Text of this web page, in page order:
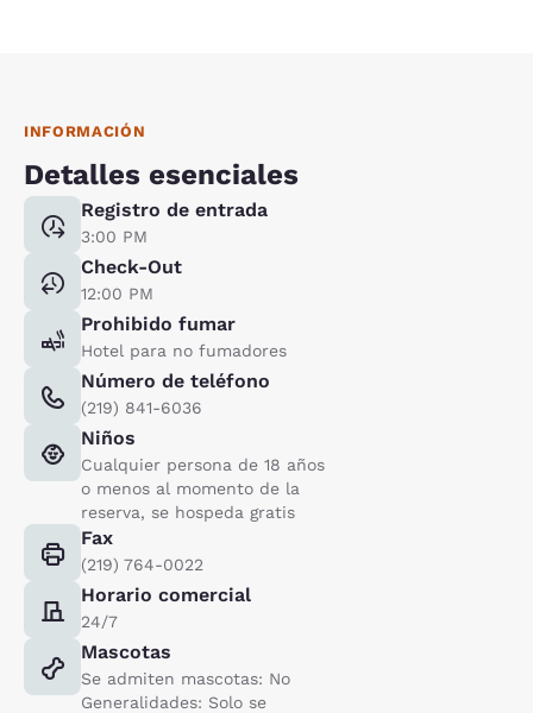
INFORMACIÓN
Detalles esenciales
Registro de entrada
3:00 PM
Check-Out
12:00 PM
Prohibido fumar
Hotel para no fumadores
Número de teléfono
(219) 841-6036
Niños
Cualquier persona de 18 años
o menos al momento de la
reserva, se hospeda gratis
Fax
(219) 764-0022
Horario comercial
24/7
Mascotas
Se admiten mascotas: No
Generalidades: Solo se